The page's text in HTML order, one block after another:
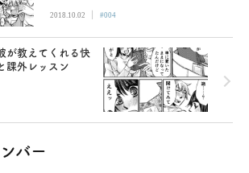
2018.10.02 | #004
が教えてくれる快
課外レッスン
バー